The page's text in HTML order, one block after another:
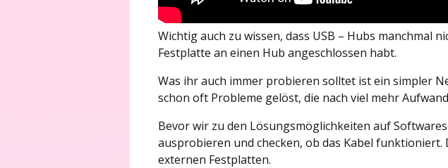
Wichtig auch zu wissen, dass USB – Hubs manchmal
Festplatte an einen Hub angeschlossen habt.
Was ihr auch immer probieren solltet ist ein simpler
schon oft Probleme gelöst, die nach viel mehr
Bevor wir zu den Lösungsmöglichkeiten auf
ausprobieren und checken, ob das Kabel
externen Festplatten.